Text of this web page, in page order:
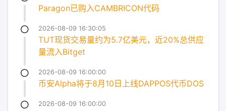
Paragon已购入CAMBRICON代码
2026-08-09 16:30:05
TUT现货交易量约为5.7亿美元，近20%总供应
量流入Bitget
2026-08-09 16:00:00
币安Alpha将于8月10日上线DAPPOS代币DOS
2026-08-09 16:00:00